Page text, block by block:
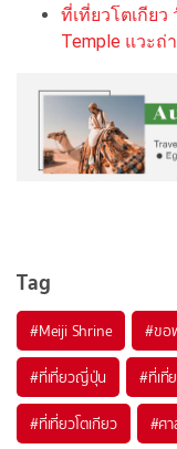
ที่เที่ยวโตเกีย
Temple แวะถ่
Tag
#Meiji Shrine #ขอ
#ที่เที่ยวญี่ปุ่น #ที่เที่
#ที่เที่ยวโตเกียว #ศา